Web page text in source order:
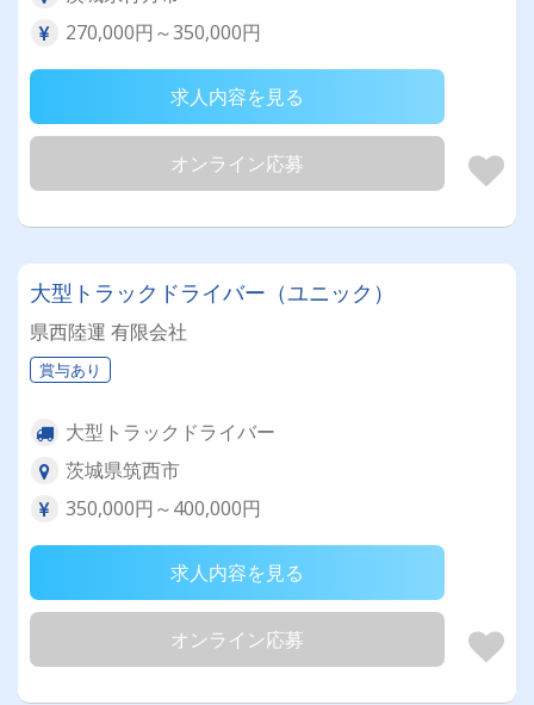
270,000円～350,000円
求人内容を見る
オンライン応募
大型トラックドライバー（ユニック）
県西陸運 有限会社
賞与あり
大型トラックドライバー
茨城県筑西市
350,000円～400,000円
求人内容を見る
オンライン応募